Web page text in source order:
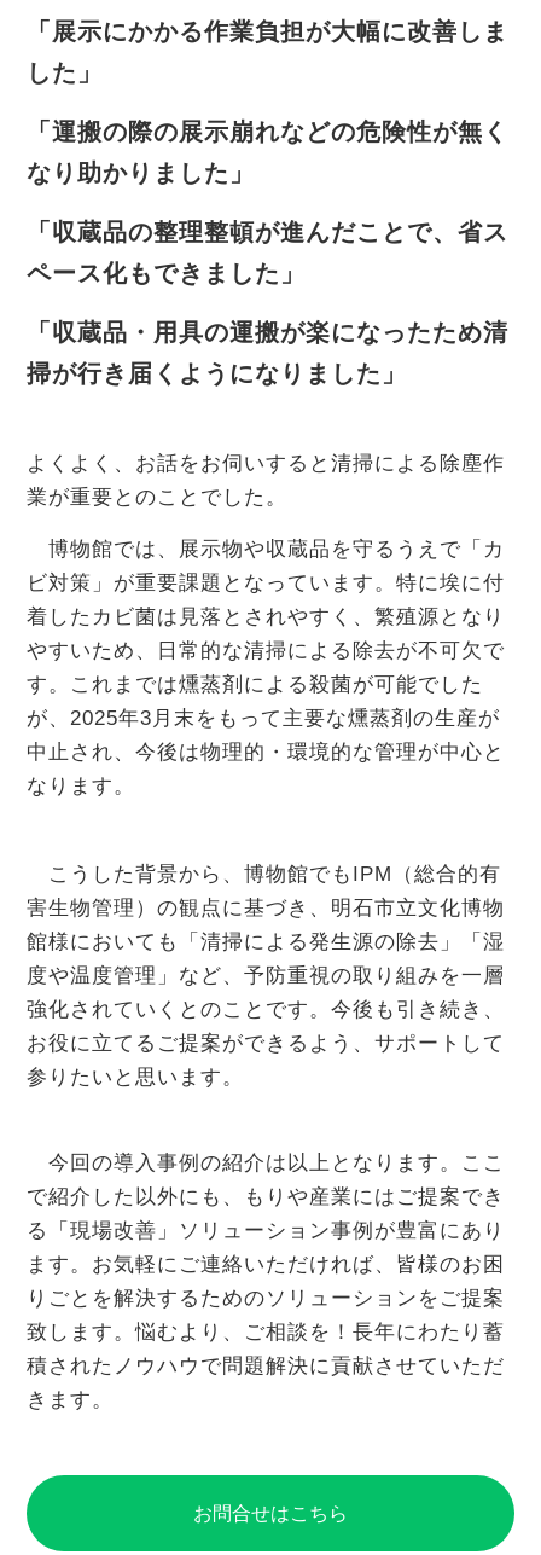
「展示にかかる作業負担が大幅に改善しま
した」
「運搬の際の展示崩れなどの危険性が無く
なり助かりました」
「収蔵品の整理整頓が進んだことで、省ス
ペース化もできました」
「収蔵品・用具の運搬が楽になったため清
掃が行き届くようになりました」
よくよく、お話をお伺いすると清掃による除塵作
業が重要とのことでした。
博物館では、展示物や収蔵品を守るうえで「カ
ビ対策」が重要課題となっています。特に埃に付
着したカビ菌は見落とされやすく、繁殖源となり
やすいため、日常的な清掃による除去が不可欠で
す。これまでは燻蒸剤による殺菌が可能でした
が、2025年3月末をもって主要な燻蒸剤の生産が
中止され、今後は物理的・環境的な管理が中心と
なります。
こうした背景から、博物館でもIPM（総合的有
害生物管理）の観点に基づき、明石市立文化博物
館様においても「清掃による発生源の除去」「湿
度や温度管理」など、予防重視の取り組みを一層
強化されていくとのことです。今後も引き続き、
お役に立てるご提案ができるよう、サポートして
参りたいと思います。
今回の導入事例の紹介は以上となります。ここ
で紹介した以外にも、もりや産業にはご提案でき
る「現場改善」ソリューション事例が豊富にあり
ます。お気軽にご連絡いただければ、皆様のお困
りごとを解決するためのソリューションをご提案
致します。悩むより、ご相談を！長年にわたり蓄
積されたノウハウで問題解決に貢献させていただ
きます。
お問合せはこちら